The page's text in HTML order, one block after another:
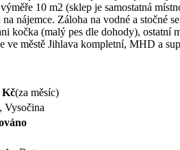
10 m2 (sklep je samostatná
na nájemce. Záloha na vodné a
kočka (malý pes dle dohody),
ve městě Jihlava kompletní, MHD a
Kč(za měsíc)
Vysočina